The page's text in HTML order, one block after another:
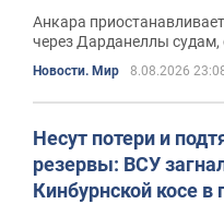
Bloomberg
Анкара
через Дарданеллы
по некоторым данным, в
Новости. Мир 8.08.2026
Несут потери и
резервы: ВСУ
Кинбурнской косе в